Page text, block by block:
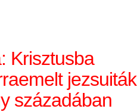
Krisztusba
jezsuiták
századában